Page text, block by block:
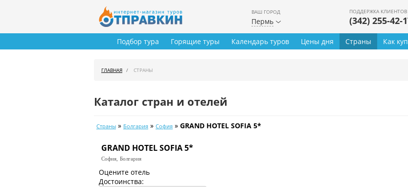
ВАШ ГОРОД
Пермь
ПОДДЕРЖКА КЛИЕНТОВ
(342) 255-42-
Подбор тура Горящие туры Календарь туров Цены дня Страны Как
ГЛАВНАЯ СТРАНЫ
Каталог стран и отелей
Страны » Болгария » София » GRAND HOTEL SOFIA 5*
GRAND HOTEL SOFIA 5*
София, Болгария
Оцените отель
Достоинства: